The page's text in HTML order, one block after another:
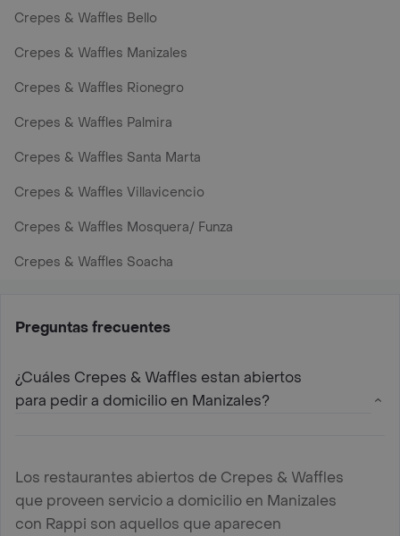
Crepes & Waffles Bello
Crepes & Waffles Manizales
Crepes & Waffles Rionegro
Crepes & Waffles Palmira
Crepes & Waffles Santa Marta
Crepes & Waffles Villavicencio
Crepes & Waffles Mosquera/ Funza
Crepes & Waffles Soacha
Preguntas frecuentes
¿Cuáles Crepes & Waffles estan abiertos
para pedir a domicilio en Manizales?
Los restaurantes abiertos de Crepes & Waffles
que proveen servicio a domicilio en Manizales
con Rappi son aquellos que aparecen